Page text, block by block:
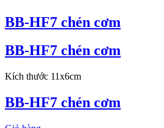
BB-HF7 chén cơm
BB-HF7 chén cơm
Kích thước 11x6cm
BB-HF7 chén cơm